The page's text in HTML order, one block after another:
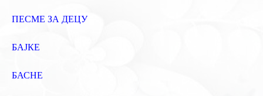
ПЕСМЕ ЗА ДЕЦУ
БАЈКЕ
БАСНЕ